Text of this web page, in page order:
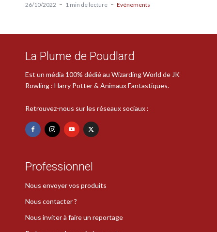
26/10/2022 1 min de lecture Evénements
La Plume de Poudlard
Est un média 100% dédié au Wizarding World de JK
Rowling : Harry Potter & Animaux Fantastiques.
Retrouvez-nous sur les réseaux sociaux :
Professionnel
Nous envoyer vos produits
Nous contacter ?
Nous inviter à faire un reportage